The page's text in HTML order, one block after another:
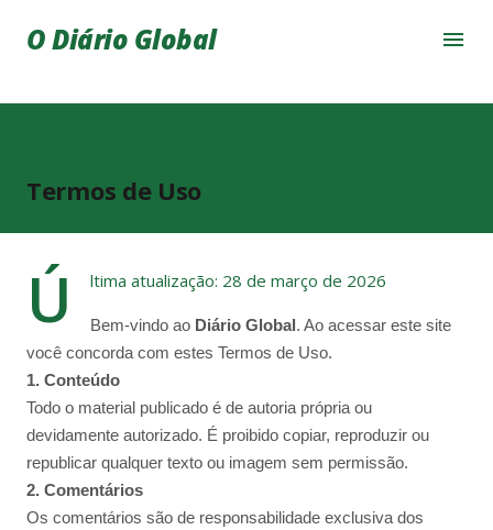
Pular para o conteúdo principal
O Diário Global
Termos de Uso
Ú ltima atualização: 28 de março de 2026
Bem-vindo ao Diário Global. Ao acessar este site
você concorda com estes Termos de Uso.
1. Conteúdo
Todo o material publicado é de autoria própria ou
devidamente autorizado. É proibido copiar, reproduzir ou
republicar qualquer texto ou imagem sem permissão.
2. Comentários
Os comentários são de responsabilidade exclusiva dos